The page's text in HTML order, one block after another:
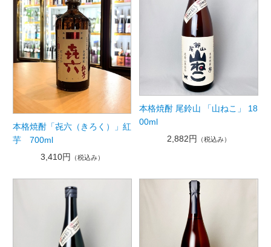
本格焼酎「㐂六（きろく）」紅
芋 700ml
3,410円
（税込み）
本格焼酎 尾鈴山 「山ねこ」 18
00ml
2,882円
（税込み）